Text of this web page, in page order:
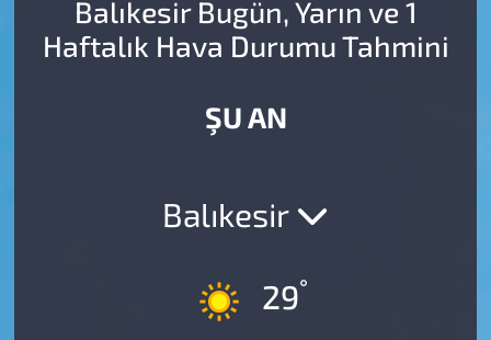
Balıkesir Bugün, Yarın ve 1
Haftalık Hava Durumu Tahmini
ŞU AN
Balıkesir
29°
Süper Lig Puan Durumu ve Fikstür
Tüm Manşetler
Son Dakika Haberleri